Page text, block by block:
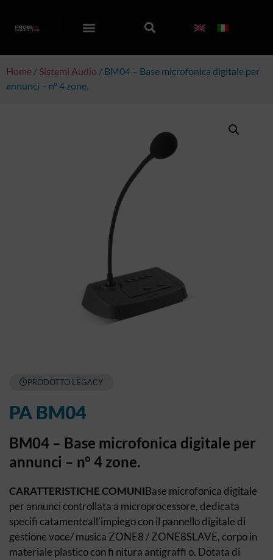
Home / Sistemi Audio / BM04 – Base microfonica digitale per
annunci – n° 4 zone.
PRODOTTO LEGACY
PA BM04
BM04 – Base microfonica digitale per
annunci – n° 4 zone.
CARATTERISTICHE COMUNIBase microfonica digitale
per annunci controllata a microprocessore, dedicata
specifi catamenteall’impiego con il pannello digitale di
gestione voce/ musica ZONE8 / ZONE8SLAVE, corpo in
materiale plastico con fi nitura antigraffi o. Dotata di